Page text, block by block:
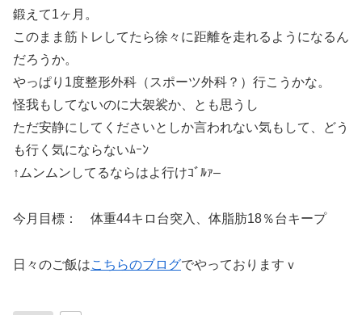
鍛えて1ヶ月。
このまま筋トレしてたら徐々に距離を走れるようになるん
だろうか。
やっぱり1度整形外科（スポーツ外科？）行こうかな。
怪我もしてないのに大袈裟か、とも思うし
ただ安静にしてくださいとしか言われない気もして、どう
も行く気にならないﾑｰﾝ
↑ムンムンしてるならはよ行けｺﾞﾙｧ–
今月目標： 体重44キロ台突入、体脂肪18％台キープ
日々のご飯はこちらのブログでやっておりますｖ